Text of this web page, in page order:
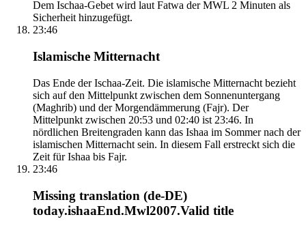
Dem Ischaa-Gebet wird laut Fatwa der MWL 2 Minuten als
Sicherheit hinzugefügt.
23:46
Islamische Mitternacht
Das Ende der Ischaa-Zeit. Die islamische Mitternacht bezieht
sich auf den Mittelpunkt zwischen dem Sonnenuntergang
(Maghrib) und der Morgendämmerung (Fajr). Der
Mittelpunkt zwischen 20:53 und 02:40 ist 23:46. In
nördlichen Breitengraden kann das Ishaa im Sommer nach der
islamischen Mitternacht sein. In diesem Fall erstreckt sich die
Zeit für Ishaa bis Fajr.
23:46
Missing translation (de-DE)
today.ishaaEnd.Mwl2007.Valid title